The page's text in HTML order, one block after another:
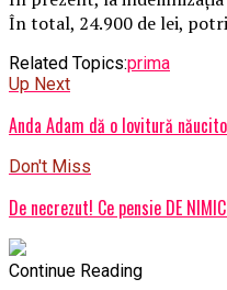
În total, 24.900 de lei,
Related Topics:prima
Up Next
Anda Adam dă o lovitură
Don't Miss
De necrezut! Ce pensie DE
Continue Reading